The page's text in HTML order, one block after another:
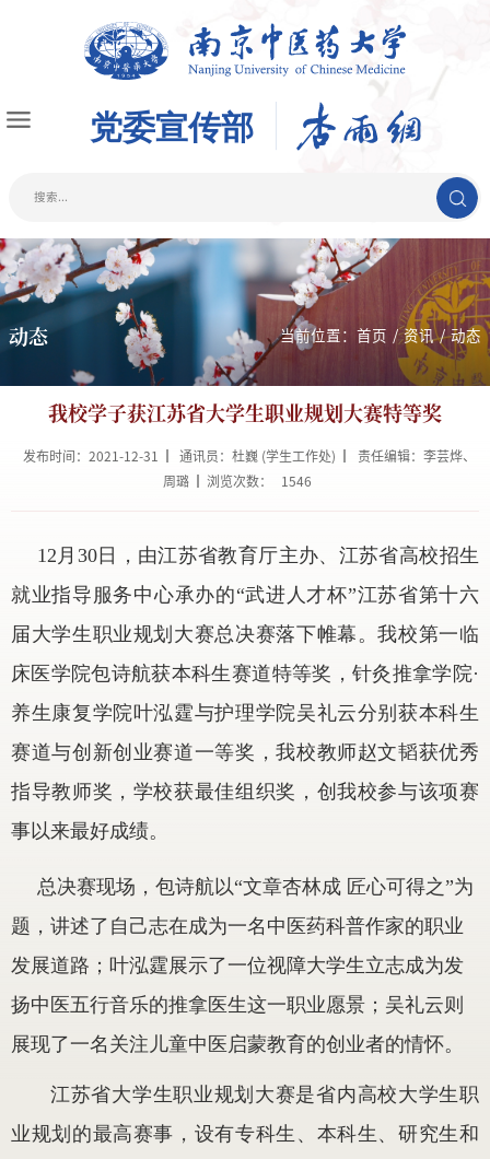
当前位置： 首页 / 资讯 / 动态
动态
我校学子获江苏省大学生职业规划大赛特等奖
发布时间：2021-12-31 通讯员：杜巍 (学生工作处)
责任编辑：李芸烨、
周璐
浏览次数： 1546
12月30日，由江苏省教育厅主办、江苏省高校招生
就业指导服务中心承办的“武进人才杯”江苏省第十六
届大学生职业规划大赛总决赛落下帷幕。我校第一临
床医学院包诗航获本科生赛道特等奖，针灸推拿学院·
养生康复学院叶泓霆与护理学院吴礼云分别获本科生
赛道与创新创业赛道一等奖，我校教师赵文韬获优秀
指导教师奖，学校获最佳组织奖，创我校参与该项赛
事以来最好成绩。
总决赛现场，包诗航以“文章杏林成 匠心可得之”为
题，讲述了自己志在成为一名中医药科普作家的职业
发展道路；叶泓霆展示了一位视障大学生立志成为发
扬中医五行音乐的推拿医生这一职业愿景；吴礼云则
展现了一名关注儿童中医启蒙教育的创业者的情怀。
江苏省大学生职业规划大赛是省内高校大学生职
业规划的最高赛事，设有专科生、本科生、研究生和